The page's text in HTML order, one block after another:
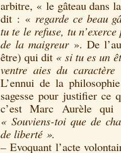
arbitre, « le gâteau dans
dit : « regarde ce beau
tu te le refuse, tu
de la maigreur ». De
être) qui dit « si tu es un
ventre aies du
L’ennui de la
sagesse pour justifier ce
c’est Marc Aurèle
« Souviens-toi que de
de liberté ».
– Evoquant l’acte